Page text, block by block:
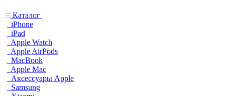
Каталог
iPhone
iPad
Apple Watch
Apple AirPods
MacBook
Apple Mac
Аксессуары Apple
Samsung